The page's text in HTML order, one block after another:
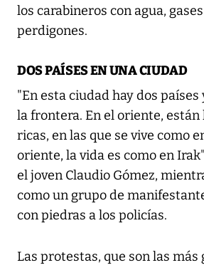
los carabineros con agua,
perdigones.
DOS PAÍSES EN UNA CIUDAD
"En esta ciudad hay dos países
la frontera. En el oriente, están
ricas, en las que se vive como
oriente, la vida es como en
el joven Claudio Gómez,
como un grupo de
con piedras a los policías.
Las protestas, que son las más